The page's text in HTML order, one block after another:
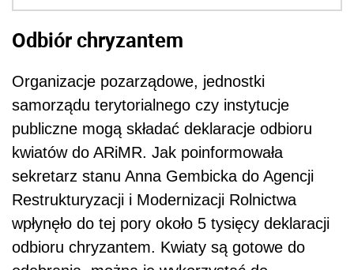
Odbiór chryzantem
Organizacje pozarządowe, jednostki
samorządu terytorialnego czy instytucje
publiczne mogą składać deklaracje odbioru
kwiatów do ARiMR. Jak poinformowała
sekretarz stanu Anna Gembicka do Agencji
Restrukturyzacji i Modernizacji Rolnictwa
wpłynęło do tej pory około 5 tysięcy deklaracji
odbioru chryzantem. Kwiaty są gotowe do